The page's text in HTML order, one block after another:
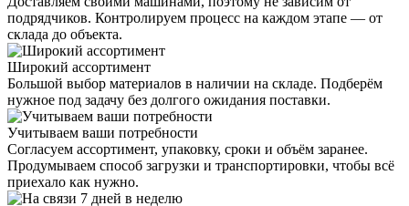
подрядчиков. Контролируем процесс на каждом этапе — от
склада до объекта.
Широкий ассортимент
Большой выбор материалов в наличии на складе. Подберём
нужное под задачу без долгого ожидания поставки.
Учитываем ваши потребности
Согласуем ассортимент, упаковку, сроки и объём заранее.
Продумываем способ загрузки и транспортировки, чтобы всё
приехало как нужно.